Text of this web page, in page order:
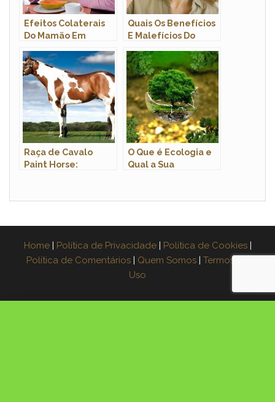
Efeitos Colaterais
Do Mamão Em
Quais Os Benefícios
E Malefícios Do
Raça de Cavalo
Paint Horse:
O Que é Ecologia e
Qual a Sua
Home | Política de Privacidade | Política de Cookies |
Política de Comentários | Quem Somos | Termos de
Uso